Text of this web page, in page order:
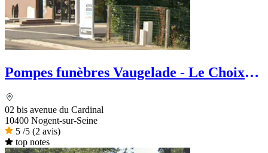
Pompes funèbres Vaugelade - Le Choix
02 bis avenue du Cardinal
10400 Nogent-sur-Seine
5 /5 (2 avis)
top notes